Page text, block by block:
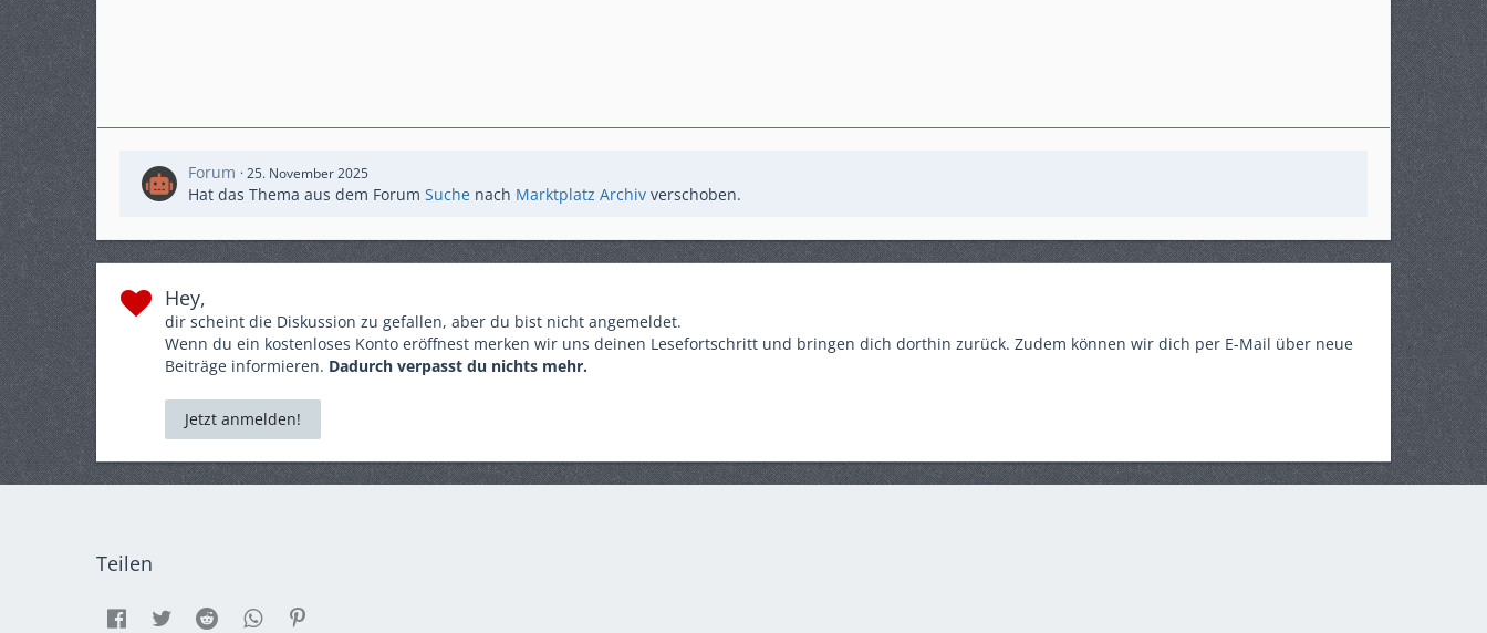
Forum 25. November 2025
Hat das Thema aus dem Forum Suche nach Marktplatz Archiv verschoben.
Hey,
dir scheint die Diskussion zu gefallen, aber du bist nicht angemeldet.
Wenn du ein kostenloses Konto eröffnest merken wir uns deinen Lesefortschritt und bringen dich dorthin zurück. Zudem können wir dich per E-Mail über neue
Beiträge informieren. Dadurch verpasst du nichts mehr.
Jetzt anmelden!
Teilen